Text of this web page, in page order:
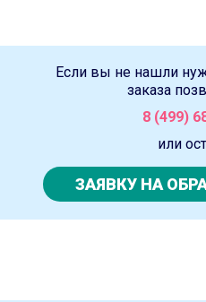
Если вы не нашли
заказа
8 (499)
или
ЗАЯВКУ НА